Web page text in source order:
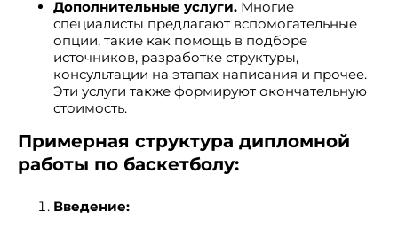
Дополнительные услуги. Многие
специалисты предлагают вспомогательные
опции, такие как помощь в подборе
источников, разработке структуры,
консультации на этапах написания и прочее.
Эти услуги также формируют окончательную
стоимость.
Примерная структура дипломной
работы по баскетболу:
Введение: